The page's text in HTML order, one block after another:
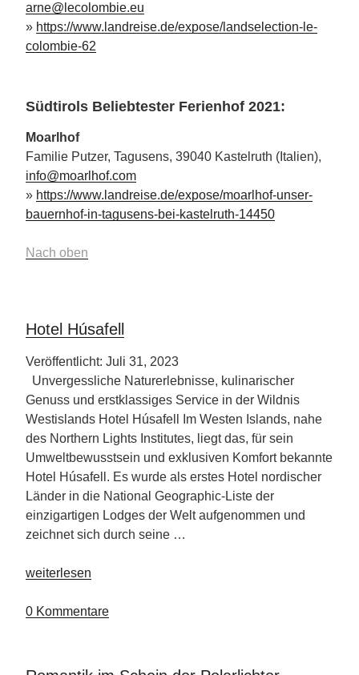
arne@lecolombie.eu
» https://www.landreise.de/expose/landselection-le-
colombie-62
Südtirols Beliebtester Ferienhof 2021:
Moarlhof
Familie Putzer, Tagusens, 39040 Kastelruth (Italien),
info@moarlhof.com
» https://www.landreise.de/expose/moarlhof-unser-
bauernhof-in-tagusens-bei-kastelruth-14450
Nach oben
Hotel Húsafell
Veröffentlicht: Juli 31, 2023
Unvergessliche Naturerlebnisse, kulinarischer
Genuss und erstklassiges Service in der Wildnis
Westislands Hotel Húsafell Im Westen Islands, nahe
des Northern Lights Institutes, liegt das, für sein
Umweltbewusstsein und exklusiven Komfort bekannte
Hotel Húsafell. Es wurde als erstes Hotel nordischer
Länder in die National Geographic-Liste der
einzigartigen Lodges der Welt aufgenommen und
zeichnet sich durch seine …
„Hotel
weiterlesen
0 Kommentare